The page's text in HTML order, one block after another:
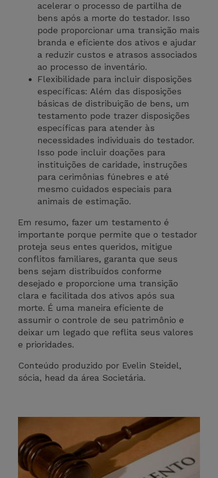
acelerar o processo de partilha de
bens após a morte do testador. Isso
pode proporcionar uma transição mais
branda e eficiente dos ativos e ajudar
a reduzir custos e atrasos associados
ao processo de inventário.
Flexibilidade para incluir disposições
específicas: Além das disposições
básicas de distribuição de bens, um
testamento pode trazer disposições
específicas para atender às
necessidades individuais do testador.
Isso pode incluir doações para
instituições de caridade, instruções
para cerimônias fúnebres e até
mesmo cuidados especiais para
animais de estimação.
Em resumo, fazer um testamento é
importante porque permite que o testador
proteja seus entes queridos, mitigue
conflitos familiares, garanta que seus
bens sejam distribuídos conforme
desejado e proporcione uma transição
clara e facilitada dos ativos após sua
morte. É uma maneira eficiente de
assumir o controle de seu patrimônio e
deixar um legado que reflita seus valores
e prioridades.
Conteúdo produzido por Evelin Steidel,
sócia, head da área Societária.